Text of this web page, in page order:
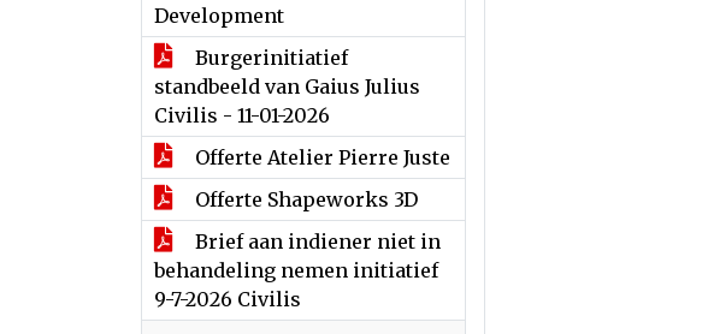
Development
Burgerinitiatief
standbeeld van Gaius Julius
Civilis - 11-01-2026
Offerte Atelier Pierre Juste
Offerte Shapeworks 3D
Brief aan indiener niet in
behandeling nemen initiatief
9-7-2026 Civilis